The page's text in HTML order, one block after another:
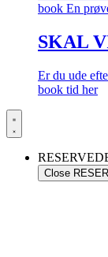
book En
SKAL
Er du ude
book tid her
Close